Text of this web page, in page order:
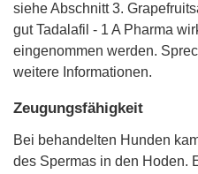
siehe Abschnitt 3.
gut Tadalafil - 1 A Pharma
eingenommen werden.
weitere Informationen.
Zeugungsfähigkeit
Bei behandelten Hunden
des Spermas in den Hoden.